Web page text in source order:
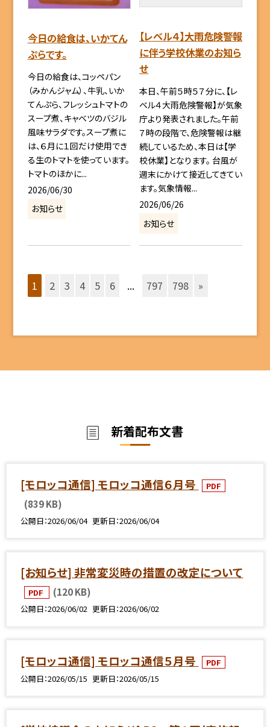
今日の給食は、いかてん
ぷらです。
今日の給食は、コッペパン
（みかんジャム）、牛乳、いか
てんぷら、フレッシュトマトの
スープ煮、キャベツのバジル
風味サラダです。スープ煮に
は、６月に１回だけ使用でき
る生のトマトを使っています。
トマトのほかに...
2026/06/30
お知らせ
【レベル４】大雨危険警報
に伴う学校休業のお知ら
せ
本日、午前５時５７分に、【レ
ベル４大雨危険警報】が気象
庁より発表されました。午前
７時の段階で、危険警報は継
続しているため、本日は【学
校休業】となります。 台風が
週末にかけて接近してきてい
ます。気象情報...
2026/06/26
お知らせ
1 2 3 4 5 6 ... 797 798 »
新着配布文書
[モロッコ通信] モロッコ通信６月号 PDF
(839 KB)
公開日 2026/06/04 更新日 2026/06/04
[お知らせ] 非常変災時の措置の改定について
PDF (120 KB)
公開日 2026/06/02 更新日 2026/06/02
[モロッコ通信] モロッコ通信５月号
PDF
公開日 2026/05/15 更新日 2026/05/15